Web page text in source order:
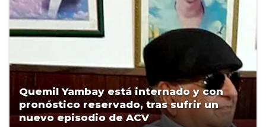
Quemil Yambay está internado y con
pronóstico reservado, tras sufrir un
nuevo episodio de ACV